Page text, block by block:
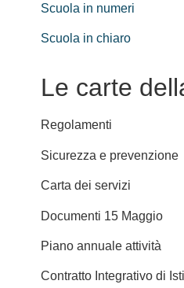
Scuola in numeri
Scuola in chiaro
Le carte
Regolamenti
Sicurezza e prevenzione
Carta dei servizi
Documenti 15 Maggio
Piano annuale attività
Contratto Integrativo di